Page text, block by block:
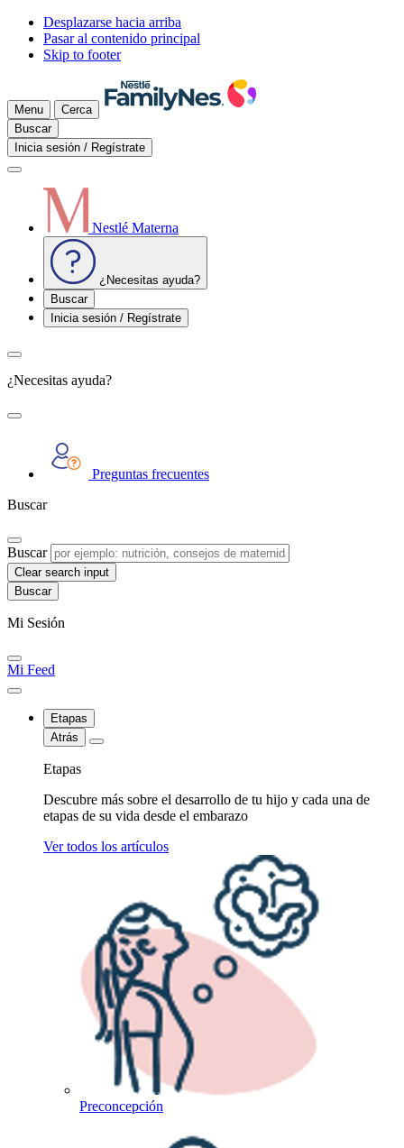
Desplazarse hacia arriba
Pasar al contenido principal
Skip to footer
Menu
Cerca
Buscar
Inicia sesión / Regístrate
Nestlé Materna
¿Necesitas ayuda?
Buscar
Inicia sesión / Regístrate
¿Necesitas ayuda?
Preguntas frecuentes
Buscar
Buscar
Clear search input
Mi Sesión
Mi Feed
Etapas
Atrás
Etapas
Descubre más sobre el desarrollo de tu hijo y cada una de
etapas de su vida desde el embarazo
Ver todos los artículos
Preconcepción